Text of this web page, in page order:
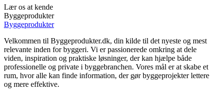
Lær os at kende
Byggeprodukter
Byggeprodukter
Velkommen til Byggeprodukter.dk, din kilde til det nyeste og mest
relevante inden for byggeri. Vi er passionerede omkring at dele
viden, inspiration og praktiske løsninger, der kan hjælpe både
professionelle og private i byggebranchen. Vores mål er at skabe et
rum, hvor alle kan finde information, der gør byggeprojekter lettere
og mere effektive.